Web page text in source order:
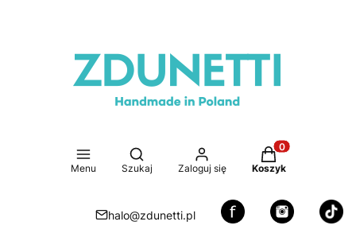
Menu
Otwórz wyszukiwarkę
Szukaj Zaloguj się
Produkty w
Koszyk
halo@zdunetti.pl